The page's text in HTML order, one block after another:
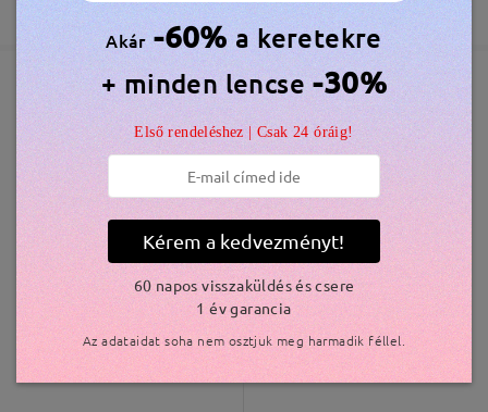
5-7 munkanap
részletek
Elküldve
szállítási idő
5-7 munkanap
részletek
Kiszállítva
Hasonló keretek
M50240 6.300 Ft S986 7.800 Ft
Akár -60% a keretekre
+ minden lencse -30%
Első rendeléshez | Csak 24 óráig!
Kérem a kedvezményt!
60 napos visszaküldés és csere
1 év garancia
Az adataidat soha nem osztjuk meg harmadik féllel.